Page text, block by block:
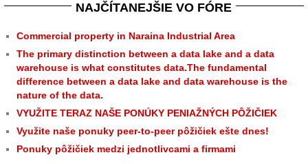
NAJČÍTANEJŠIE VO FÓRE
Commercial property in Naraina Industrial Area
The primary distinction between a data lake and a data
warehouse is what constitutes data.The fundamental
difference between a data lake and data warehouse is the
nature of the data.
VYUŽITE TERAZ NAŠE PONÚKY PENIAŽNÝCH PÔŽIČIEK
Využite naše ponuky peer-to-peer pôžičiek ešte dnes!
Ponuky pôžičiek medzi jednotlivcami a firmami